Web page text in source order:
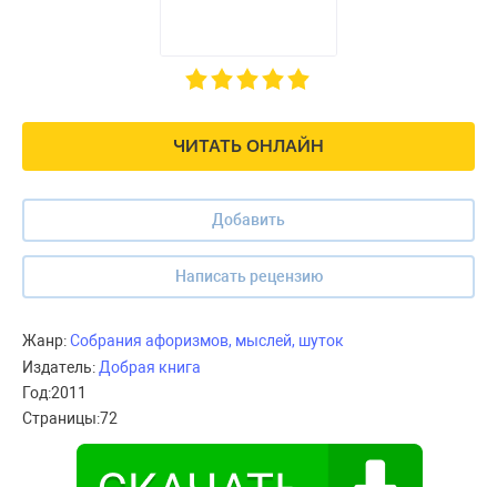
ЧИТАТЬ ОНЛАЙН
Добавить
Написать рецензию
Жанр:Собрания афоризмов, мыслей, шуток
Издатель:Добрая книга
Год:2011
Страницы:72